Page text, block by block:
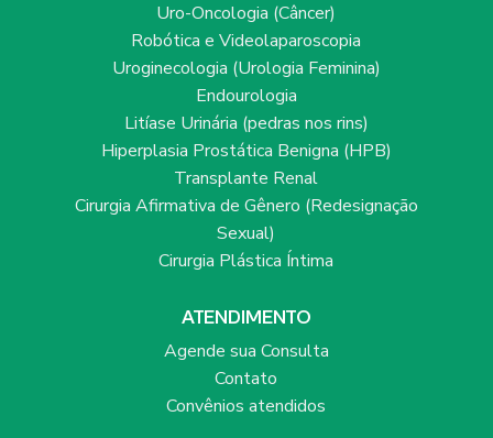
Uro-Oncologia (Câncer)
Robótica e Videolaparoscopia
Uroginecologia (Urologia Feminina)
Endourologia
Litíase Urinária (pedras nos rins)
Hiperplasia Prostática Benigna (HPB)
Transplante Renal
Cirurgia Afirmativa de Gênero (Redesignação
Sexual)
Cirurgia Plástica Íntima
ATENDIMENTO
Agende sua Consulta
Contato
Convênios atendidos